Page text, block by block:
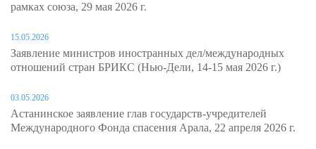
рамках союза, 29 мая 2026 г.
15.05.2026
Заявление министров иностранных дел/международных
отношений стран БРИКС (Нью-Дели, 14-15 мая 2026 г.)
03.05.2026
Астанинское заявление глав государств-учредителей
Международного Фонда спасения Арала, 22 апреля 2026 г.